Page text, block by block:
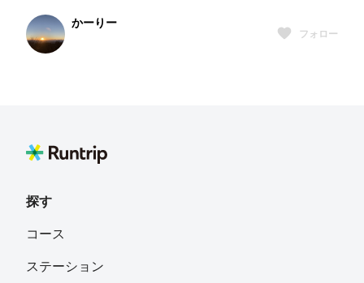
かーりー
フォロー
裕 都築
探す
コース
ステーション